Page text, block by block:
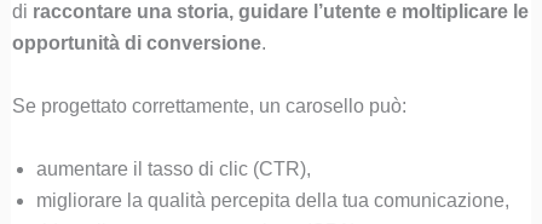
di raccontare una storia, guidare l’utente e moltiplicare le
opportunità di conversione.
Se progettato correttamente, un carosello può:
aumentare il tasso di clic (CTR),
migliorare la qualità percepita della tua comunicazione,